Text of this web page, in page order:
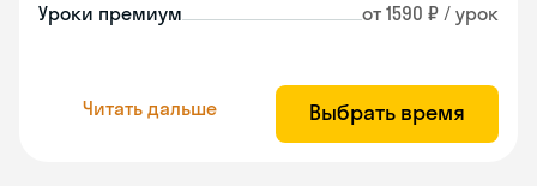
Уроки премиум от 1590 ₽ / урок
Читать дальше Выбрать время